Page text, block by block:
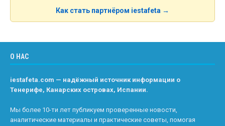
Как стать партнёром iestafeta →
О НАС
iestafeta.com — надёжный источник информации о
Тенерифе, Канарских островах, Испании.
Мы более 10-ти лет публикуем проверенные новости,
аналитические материалы и практические советы, помогая